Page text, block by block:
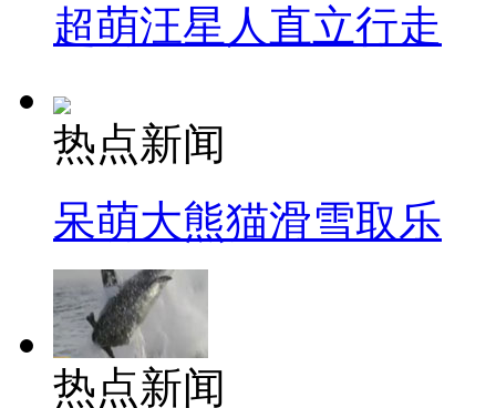
超萌汪星人直立行走
热点新闻
呆萌大熊猫滑雪取乐
热点新闻